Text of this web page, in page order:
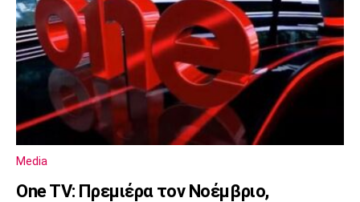
Media
One TV: Πρεμιέρα τον Νοέμβριο,